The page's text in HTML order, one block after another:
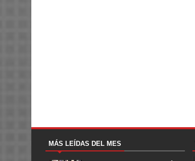
MÁS LEÍDAS DEL MES